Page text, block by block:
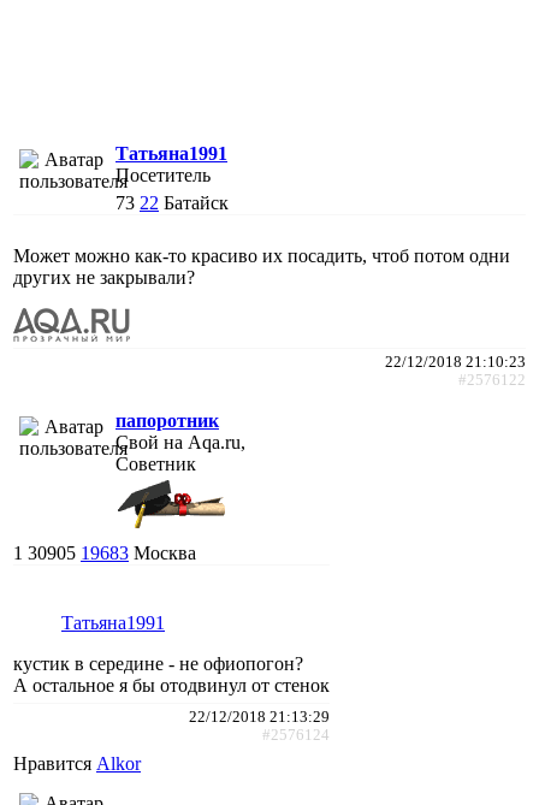
Татьяна1991
Посетитель
73 22 Батайск
Может можно как-то красиво их посадить, чтоб потом одни
других не закрывали?
22/12/2018 21:10:23
#2576122
папоротник
Свой на Aqa.ru,
Советник
1 30905 19683 Москва
Татьяна1991
кустик в середине - не офиопогон?
А остальное я бы отодвинул от стенок
22/12/2018 21:13:29
#2576124
Нравится Alkor